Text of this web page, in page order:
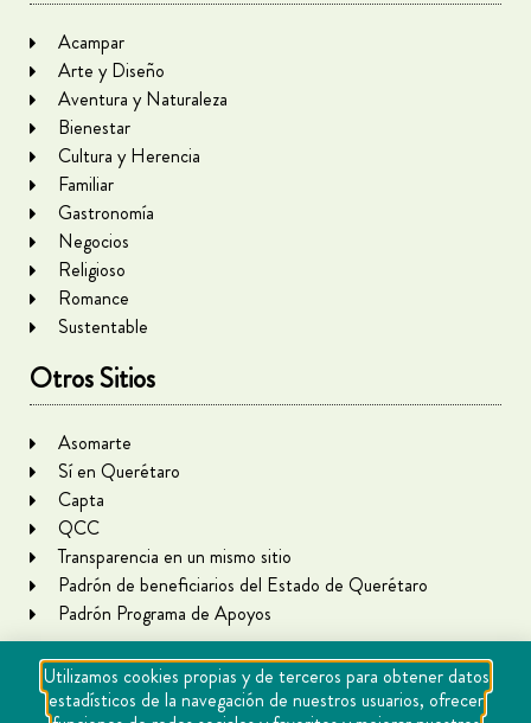
Acampar
Arte y Diseño
Aventura y Naturaleza
Bienestar
Cultura y Herencia
Familiar
Gastronomía
Negocios
Religioso
Romance
Sustentable
Otros Sitios
Asomarte
Sí en Querétaro
Capta
QCC
Transparencia en un mismo sitio
Padrón de beneficiarios del Estado de Querétaro
Padrón Programa de Apoyos
Utilizamos cookies propias y de terceros para obtener datos
estadísticos de la navegación de nuestros usuarios, ofrecer